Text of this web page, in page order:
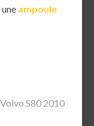
ampoule
S80 2010